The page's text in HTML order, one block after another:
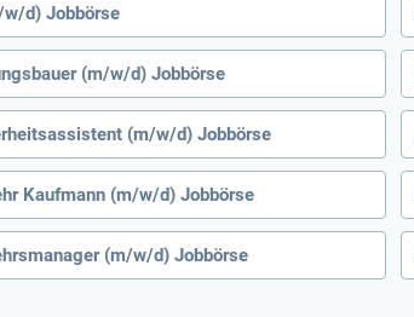
d) Jobbörse
(m/w/d) Jobbörse
(m/w/d) Jobbörse
Kaufmann (m/w/d) Jobbörse
(m/w/d) Jobbörse